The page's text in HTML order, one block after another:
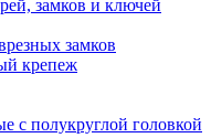
замков и ключей
замков
крепеж
с полукруглой головкой